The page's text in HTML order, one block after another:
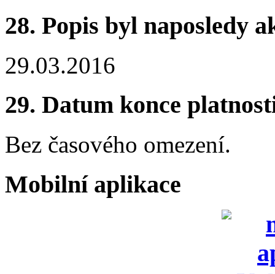
28. Popis byl naposledy
29.03.2016
29. Datum konce
Bez časového omezení.
Mobilní aplikace